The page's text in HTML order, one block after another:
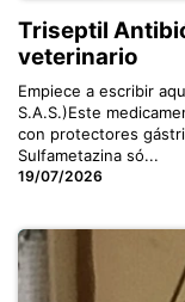
Triseptil
veterinario
Empiece a escribir
S.A.S.)Este
con protectores
Sulfametazina só...
19/07/2026